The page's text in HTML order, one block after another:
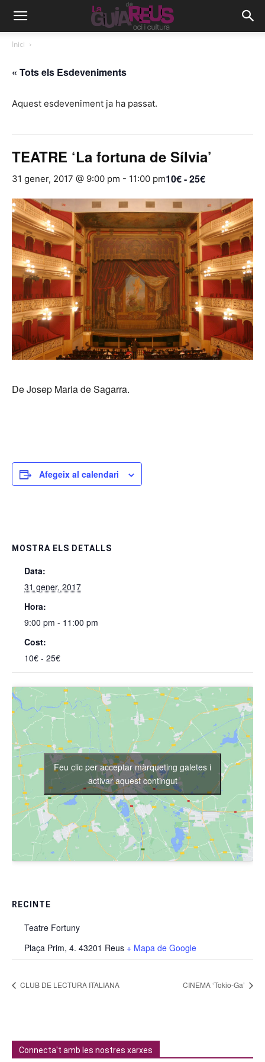
Inici
« Tots els Esdeveniments
Aquest esdeveniment ja ha passat.
TEATRE ‘La fortuna de Sílvia’
31 gener, 2017 @ 9:00 pm - 11:00 pm10€ - 25€
De Josep Maria de Sagarra.
Afegeix al calendari
MOSTRA ELS DETALLS
Data:
31 gener, 2017
Hora:
9:00 pm - 11:00 pm
Cost:
10€ - 25€
RECINTE
Teatre Fortuny
Plaça Prim, 4. 43201 Reus + Mapa de Google
Feu clic per acceptar màrqueting galetes i
activar aquest contingut
CLUB DE LECTURA ITALIANA CINEMA ‘Tokio-Ga’
Connecta't amb les nostres xarxes